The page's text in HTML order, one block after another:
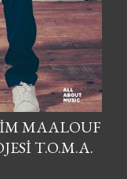
MAALOUF
T.O.M.A.